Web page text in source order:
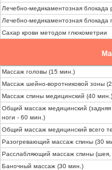
Лечебно-медикаментозная
Лечебно-медикаментозная блокада
Сахар крови методом глюкометрии
Массаж головы (15 мин.)
Массаж шейно-воротниковой зоны
Массаж спины медицинский (40 мин.)
Общий массаж медицинский (задняя
ноги - 60 мин.)
Общий массаж медицинский всего
Разогревающий массаж спины (30
Расслабляющий массаж спины (шея,
Баночный массаж (30 мин.)